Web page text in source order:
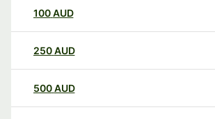
100AUD
250AUD
500AUD